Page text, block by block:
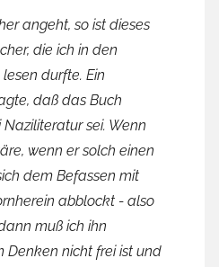
angeht, so ist dieses
die ich in den
durfte. Ein
daß das Buch
sei. Wenn
wenn er solch einen
dem Befassen mit
abblockt - also
muß ich ihn
Denken nicht frei ist und